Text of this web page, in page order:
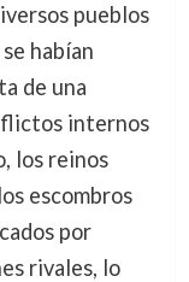
pueblos
habían
de una
internos
los reinos
escombros
por
rivales, lo